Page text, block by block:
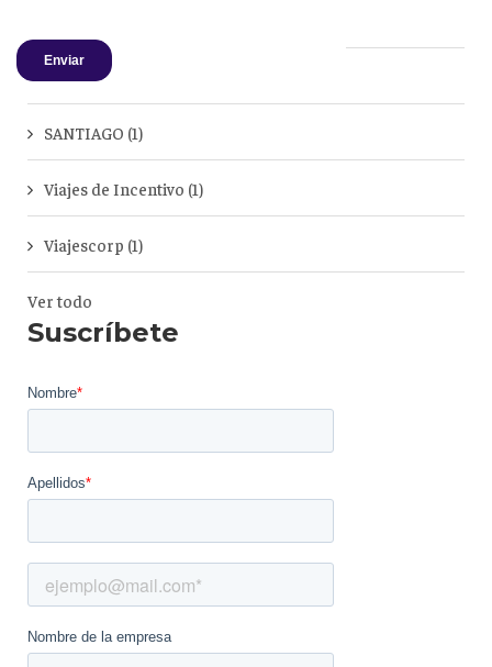
Minería(1)
SANTIAGO (1)
Viajes de Incentivo (1)
Viajescorp (1)
Ver todo
Suscríbete